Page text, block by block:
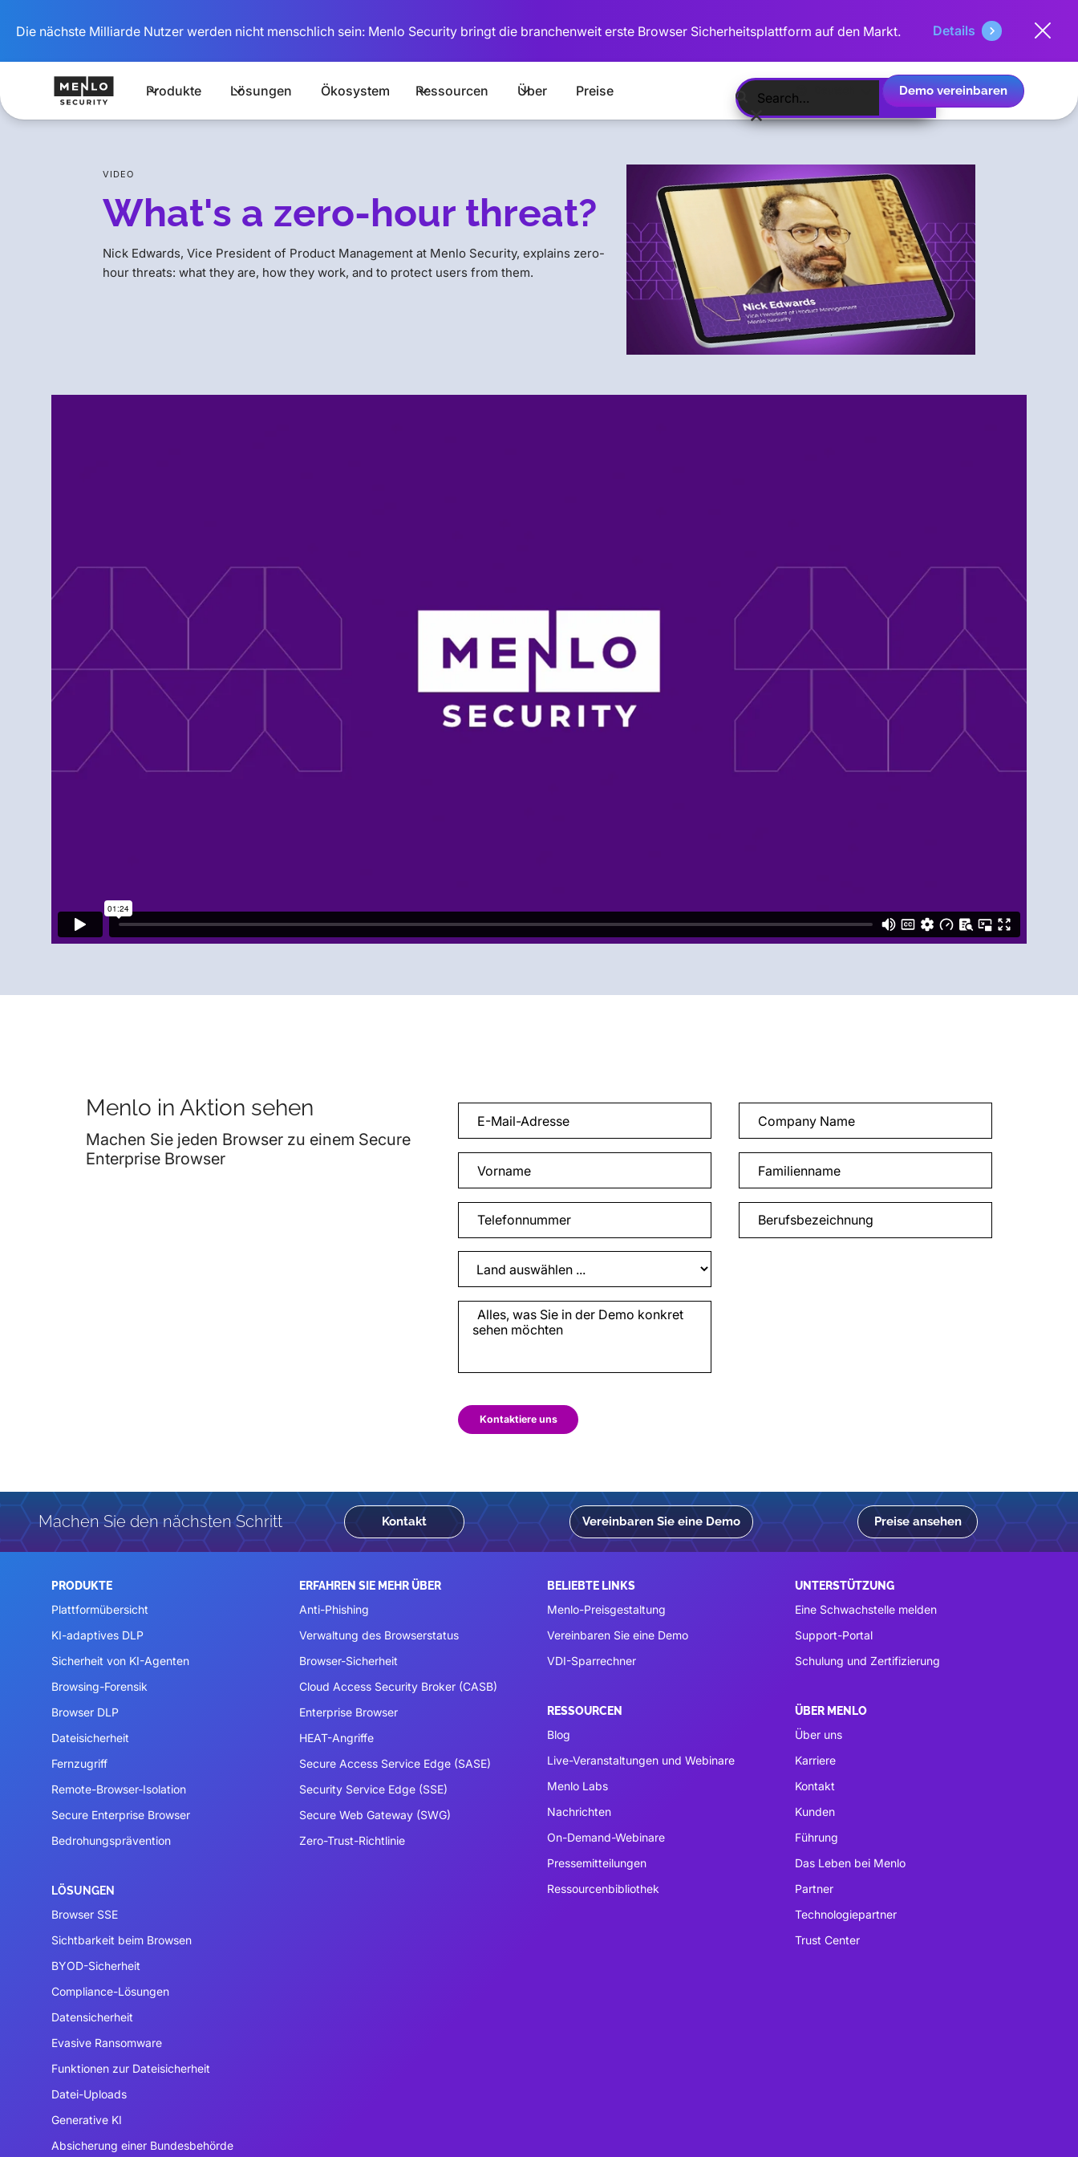
Die nächste Milliarde Nutzer werden nicht menschlich sein: Menlo Security bringt die branchenweit erste Browser Sicherheitsplattform auf den Markt. Details
Produkte Lösungen Ökosystem Ressourcen Über Preise Demo vereinbaren
VIDEO
What's a zero-hour threat?
Nick Edwards, Vice President of Product Management at Menlo Security, explains zero-
hour threats: what they are, how they work, and to protect users from them.
Menlo in Aktion sehen
Machen Sie jeden Browser zu einem Secure
Enterprise Browser
Kontaktiere uns
Machen Sie den nächsten Schritt Kontakt Vereinbaren Sie eine Demo Preise ansehen
PRODUKTE
Plattformübersicht
KI-adaptives DLP
Sicherheit von KI-Agenten
Browsing-Forensik
Browser DLP
Dateisicherheit
Fernzugriff
Remote-Browser-Isolation
Secure Enterprise Browser
Bedrohungsprävention
LÖSUNGEN
Browser SSE
Sichtbarkeit beim Browsen
BYOD-Sicherheit
Compliance-Lösungen
Datensicherheit
Evasive Ransomware
Funktionen zur Dateisicherheit
Datei-Uploads
Generative KI
Absicherung einer Bundesbehörde
ERFAHREN SIE MEHR ÜBER
Anti-Phishing
Verwaltung des Browserstatus
Browser-Sicherheit
Cloud Access Security Broker (CASB)
Enterprise Browser
HEAT-Angriffe
Secure Access Service Edge (SASE)
Security Service Edge (SSE)
Secure Web Gateway (SWG)
Zero-Trust-Richtlinie
BELIEBTE LINKS
Menlo-Preisgestaltung
Vereinbaren Sie eine Demo
VDI-Sparrechner
RESSOURCEN
Blog
Live-Veranstaltungen und Webinare
Menlo Labs
Nachrichten
On-Demand-Webinare
Pressemitteilungen
Ressourcenbibliothek
UNTERSTÜTZUNG
Eine Schwachstelle melden
Support-Portal
Schulung und Zertifizierung
ÜBER MENLO
Über uns
Karriere
Kontakt
Kunden
Führung
Das Leben bei Menlo
Partner
Technologiepartner
Trust Center